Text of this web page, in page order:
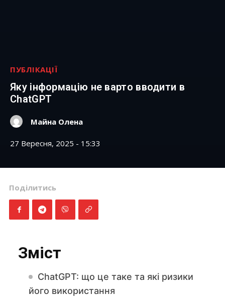
ПУБЛІКАЦІЇ
Яку інформацію не варто вводити в
ChatGPT
Майна Олена
27 Вересня, 2025 - 15:33
Поділитись
Зміст
ChatGPT: що це таке та які ризики
його використання